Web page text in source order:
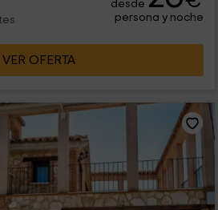
desde
persona y noche
VER OFERTA